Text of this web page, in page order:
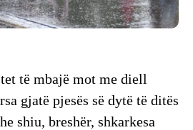
të mbajë mot me diell
gjatë pjesës së dytë të ditës
shiu, breshër, shkarkesa